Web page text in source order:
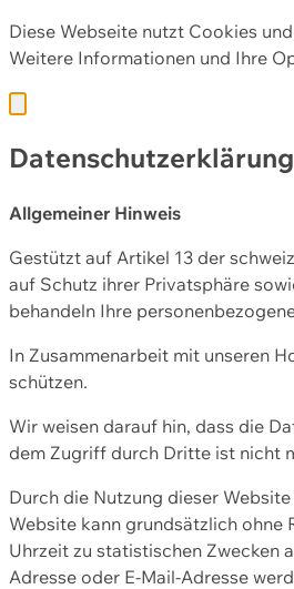
Diese Webseite nutzt Cookies
Weitere Informationen und Ihre
Datenschutzerklärung
Allgemeiner Hinweis
Gestützt auf Artikel 13 der
auf Schutz ihrer Privatsphäre
behandeln Ihre
In Zusammenarbeit mit unseren
schützen.
Wir weisen darauf hin, dass die
dem Zugriff durch Dritte ist nicht
Durch die Nutzung dieser
Website kann grundsätzlich ohne
Uhrzeit zu statistischen Zwecken
Adresse oder E-Mail-Adresse